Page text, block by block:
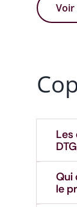
Voir
Les
Qui
le